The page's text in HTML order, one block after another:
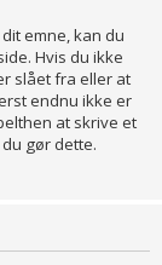
emne, kan du
Hvis du ikke
slået fra eller at
endnu ikke er
at skrive et
gør dette.